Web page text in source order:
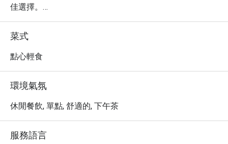
佳選擇。
・ 這裡匯聚了多樣化的國際美食，以其精緻的擺盤與新鮮
的在地食材擄獲人心。特別推薦您品嚐餐廳招牌的鮮美海
鮮拼盤，以及充滿泰式風情的特色主菜，絕對讓您的味蕾
留下深刻印象。
可以獨享高達 5 折的超值優惠，以更實惠的價格，盡情享
受這場精緻的味蕾饗宴。
菜式
點心輕食
環境氣氛
休閒餐飲, 單點, 舒適的, 下午茶
服務語言